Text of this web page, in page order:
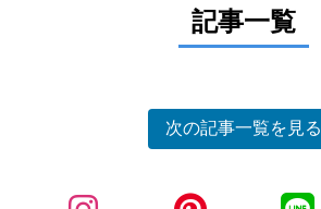
記事一覧
次の記事一覧を見る